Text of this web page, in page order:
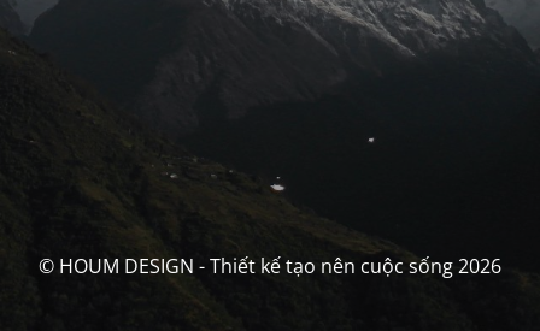
© HOUM DESIGN - Thiết kế tạo nên cuộc sống 2026